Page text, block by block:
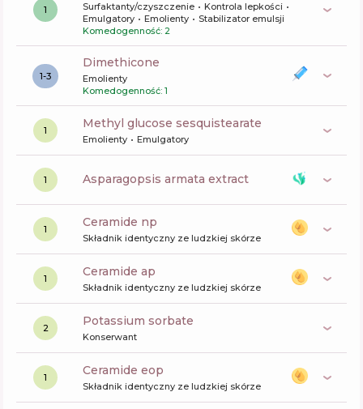
1 Surfaktanty/czyszczenie
Kontrola lepkości
Emulgatory
Emolienty
Stabilizator emulsji
Komedogenność: 2
1-3
dimethicone
Emolienty
Komedogenność: 1
1 methyl glucose sesquistearate
Emolienty Emulgatory
1 asparagopsis armata extract
1 ceramide np
Składnik identyczny ze ludzkiej skórze
1 ceramide ap
Składnik identyczny ze ludzkiej skórze
2 potassium sorbate
Konserwant
1 ceramide eop
Składnik identyczny ze ludzkiej skórze